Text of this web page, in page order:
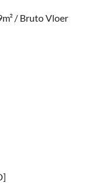
/ Bruto Vloer